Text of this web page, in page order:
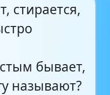
стирается,
бывает,
называют?